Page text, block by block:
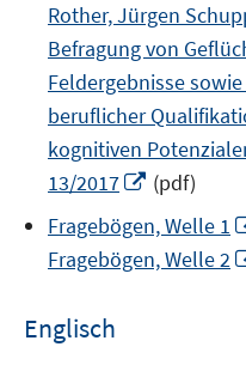
Rother, Jürgen
Befragung von
Feldergebnisse
beruflicher
kognitiven
13/2017
In
Fenster
öffnen
(pdf)
Fragebögen, Welle 1
Fragebögen, Welle 2
Englisch